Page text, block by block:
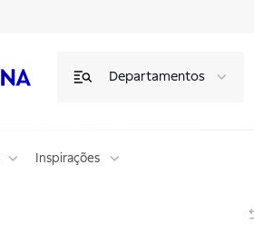
Departamentos
Inspirações